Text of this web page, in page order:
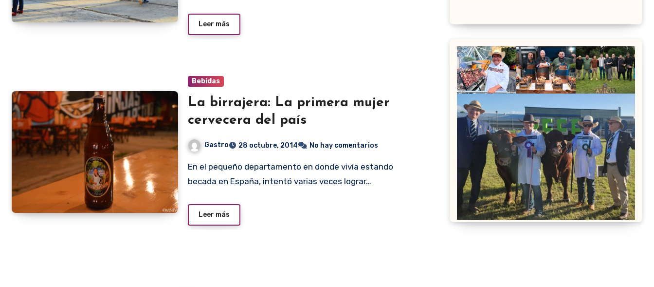
Leer más
Bebidas
La birrajera: La primera mujer
cervecera del país
Gastro 28 octubre, 2014 No hay comentarios
En el pequeño departamento en donde vivía estando
becada en España, intentó varias veces lograr…
Leer más